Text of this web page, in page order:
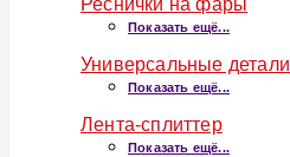
Реснички на фары
Показать ещё...
Универсальные детали
Показать ещё...
Лента-сплиттер
Показать ещё...